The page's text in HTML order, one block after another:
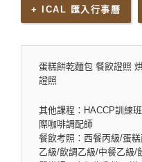
+ ICAL 匯入行事曆
蛋糕餅乾麵包 餐飲證照
證照
其他課程：HACCP訓練
際咖啡調配師
餐飲考照：西餐丙級/蛋
乙級/飲調乙級/中餐乙級/